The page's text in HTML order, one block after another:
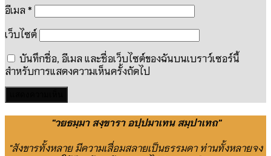
อีเมล*
เว็บไซต์
บันทึกชื่อ, อีเมล และชื่อเว็บไซต์ของฉันบนเบราว์เซอร์นี้
สำหรับการแสดงความเห็นครั้งถัดไป
"วยธมฺมา สงฺขารา อปฺปมาเทน สมฺปาเทถ"
"สังขารทั้งหลาย มีความเสื่อมสลายเป็นธรรมดา ท่านทั้งหลายจง